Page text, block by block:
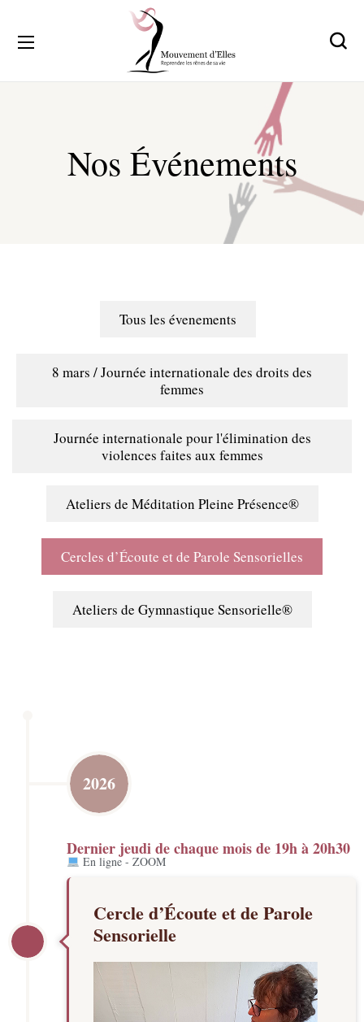
Nos Événements
Tous les évenements
8 mars / Journée internationale des droits des
femmes
Journée internationale pour l'élimination des
violences faites aux femmes
Ateliers de Méditation Pleine Présence®
Cercles d’Écoute et de Parole Sensorielles
Ateliers de Gymnastique Sensorielle®
2026
Dernier jeudi de chaque mois de 19h à 20h30
​ En ligne - ZOOM
Cercle d’Écoute et de Parole
Sensorielle